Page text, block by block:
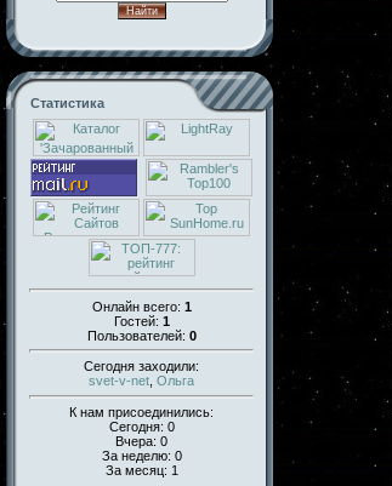
Статистика
Онлайн всего: 1
Гостей: 1
Пользователей: 0
Сегодня заходили:
svet-v-net Ольга
К нам присоединились:
Сегодня: 0
Вчера: 0
За неделю: 0
За месяц: 1